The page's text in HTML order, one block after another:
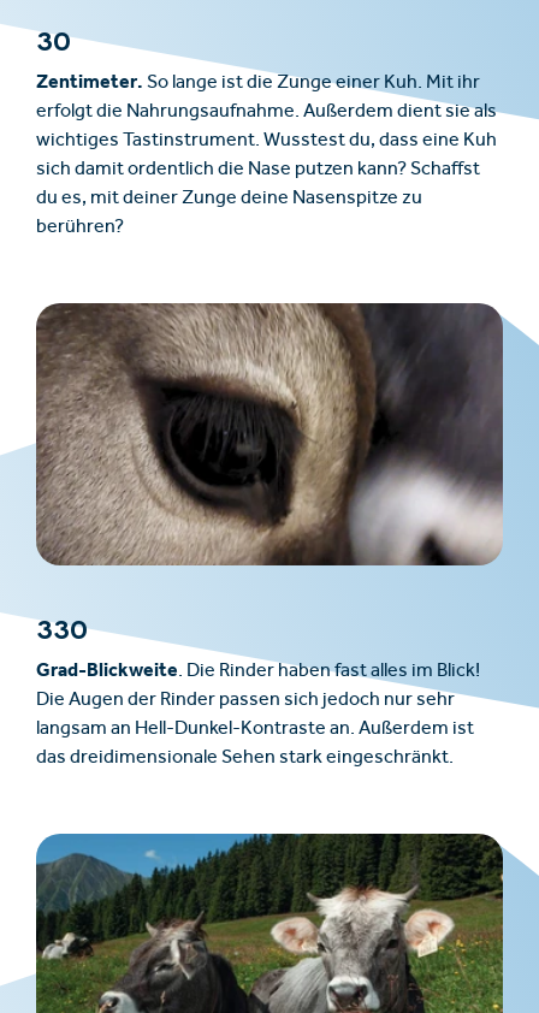
30
Zentimeter. So lange ist die Zunge einer Kuh. Mit ihr
erfolgt die Nahrungsaufnahme. Außerdem dient sie als
wichtiges Tastinstrument. Wusstest du, dass eine Kuh
sich damit ordentlich die Nase putzen kann? Schaffst
du es, mit deiner Zunge deine Nasenspitze zu
berühren?
330
Grad-Blickweite. Die Rinder haben fast alles im Blick!
Die Augen der Rinder passen sich jedoch nur sehr
langsam an Hell-Dunkel-Kontraste an. Außerdem ist
das dreidimensionale Sehen stark eingeschränkt.